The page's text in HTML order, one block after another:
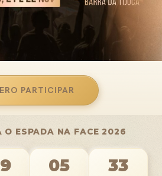
PARTICIPAR
O ESPADA NA FACE 2026
05 28